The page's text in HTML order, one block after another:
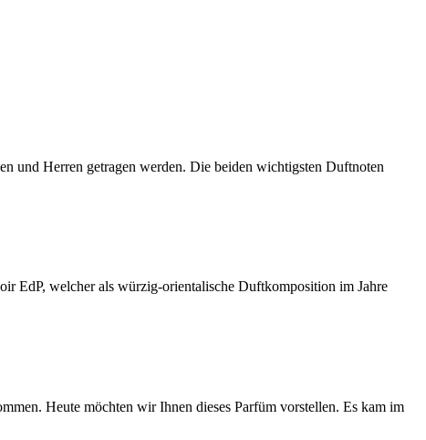
und Herren getragen werden. Die beiden wichtigsten Duftnoten
EdP, welcher als würzig-orientalische Duftkomposition im Jahre
Heute möchten wir Ihnen dieses Parfüm vorstellen. Es kam im